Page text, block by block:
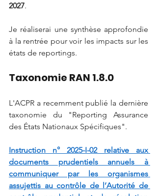
2027.
Je réaliserai une synthèse approfondie
à la rentrée pour voir les impacts sur les
états de reportings.
Taxonomie RAN 1.8.0
L'ACPR a recemment publié la dernière
taxonomie du "Reporting Assurance
des États Nationaux Spécifiques".
Instruction n° 2025-I-02 relative aux
documents prudentiels annuels à
communiquer par les organismes
assujettis au contrôle de l’Autorité de